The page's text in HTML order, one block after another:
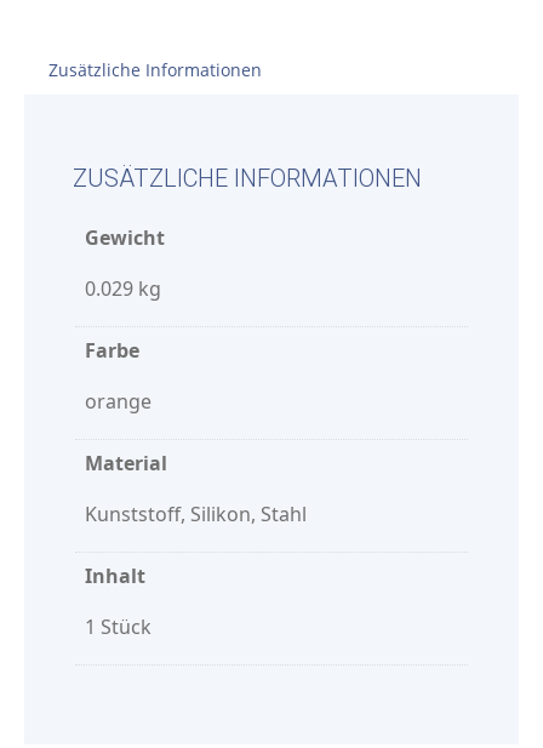
Zusätzliche Informationen
ZUSÄTZLICHE INFORMATIONEN
Gewicht
0.029 kg
Farbe
orange
Material
Kunststoff, Silikon, Stahl
Inhalt
1 Stück